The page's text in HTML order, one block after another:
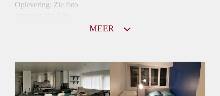
Oplevering: Zie foto
Gedeelde Douche: Ja
Gedeelde woonkamer: Ja
Huisgenoten: Ja
MEER